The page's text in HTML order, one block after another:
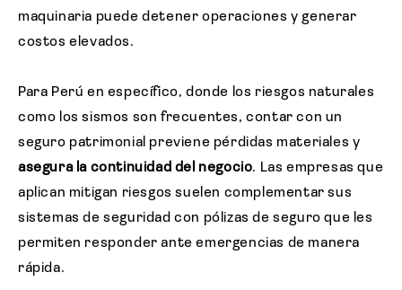
maquinaria puede detener operaciones y generar
costos elevados.
Para Perú en específico, donde los riesgos naturales
como los sismos son frecuentes, contar con un
seguro patrimonial previene pérdidas materiales y
asegura la continuidad del negocio. Las empresas que
aplican mitigan riesgos suelen complementar sus
sistemas de seguridad con pólizas de seguro que les
permiten responder ante emergencias de manera
rápida.